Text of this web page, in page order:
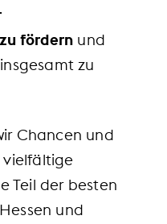
fördern und
zu
Chancen und
Teil der besten
und